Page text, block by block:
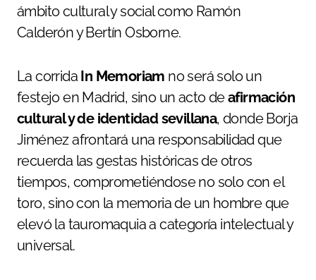
ámbito cultural y social como Ramón
Calderón y Bertín Osborne.
La corrida In Memoriam no será solo un
festejo en Madrid, sino un acto deafirmación
cultural y de identidad sevillana, donde Borja
Jiménez afrontará una responsabilidad que
recuerda las gestas históricas de otros
tiempos, comprometiéndose no solo con el
toro, sino con la memoria de un hombre que
elevó la tauromaquia a categoría intelectual y
universal.